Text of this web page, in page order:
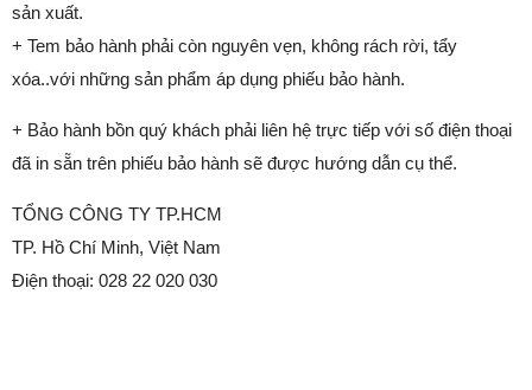
sản xuất.
+ Tem bảo hành phải còn nguyên vẹn, không rách rời, tẩy
xóa..với những sản phẩm áp dụng phiếu bảo hành.
+ Bảo hành bồn quý khách phải liên hệ trực tiếp với số điện thoại
đã in sẵn trên phiếu bảo hành sẽ được hướng dẫn cụ thể.
TỔNG CÔNG TY TP.HCM
TP. Hồ Chí Minh, Việt Nam
Điện thoại: 028 22 020 030